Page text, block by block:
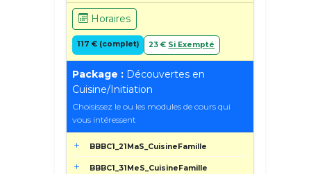
Horaires
117 € (complet) 23 € Si Exempté
Package : Découvertes en
Cuisine/Initiation
Choisissez le ou les modules de cours qui
vous intéressent
BBBC1_21MaS_CuisineFamille
BBBC1_31MeS_CuisineFamille